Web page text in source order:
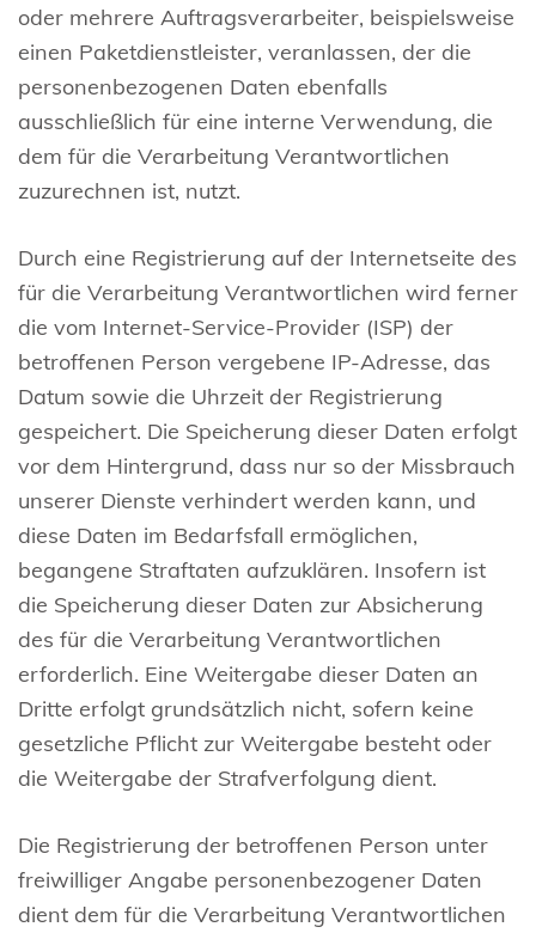
oder mehrere Auftragsverarbeiter, beispielsweise
einen Paketdienstleister, veranlassen, der die
personenbezogenen Daten ebenfalls
ausschließlich für eine interne Verwendung, die
dem für die Verarbeitung Verantwortlichen
zuzurechnen ist, nutzt.
Durch eine Registrierung auf der Internetseite des
für die Verarbeitung Verantwortlichen wird ferner
die vom Internet-Service-Provider (ISP) der
betroffenen Person vergebene IP-Adresse, das
Datum sowie die Uhrzeit der Registrierung
gespeichert. Die Speicherung dieser Daten erfolgt
vor dem Hintergrund, dass nur so der Missbrauch
unserer Dienste verhindert werden kann, und
diese Daten im Bedarfsfall ermöglichen,
begangene Straftaten aufzuklären. Insofern ist
die Speicherung dieser Daten zur Absicherung
des für die Verarbeitung Verantwortlichen
erforderlich. Eine Weitergabe dieser Daten an
Dritte erfolgt grundsätzlich nicht, sofern keine
gesetzliche Pflicht zur Weitergabe besteht oder
die Weitergabe der Strafverfolgung dient.
Die Registrierung der betroffenen Person unter
freiwilliger Angabe personenbezogener Daten
dient dem für die Verarbeitung Verantwortlichen